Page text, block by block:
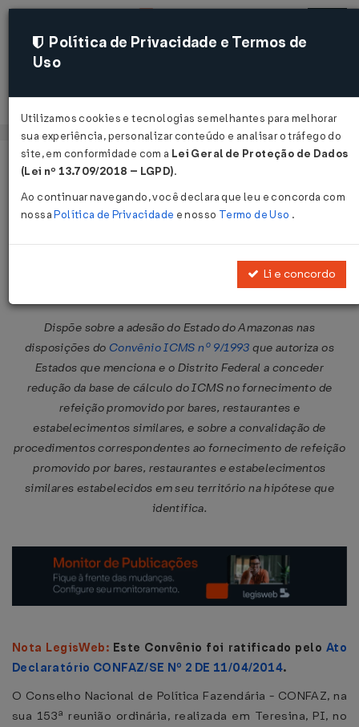
Acessar
Página Inicial Legislações
Convênio ICMS Nº 14 DE
Dispõe sobre a adesão do Estado do Amazonas nas
disposições do Convênio ICMS nº 9/1993 que autoriza os
Estados que menciona e o Distrito Federal a conceder
redução da base de cálculo do ICMS no fornecimento de
refeição promovido por bares, restaurantes e
estabelecimentos similares, e sobre a convalidação de
procedimentos correspondentes ao fornecimento de refeição
promovido por bares, restaurantes e estabelecimentos
similares estabelecidos em seu território na hipótese que
identifica.
Nota LegisWeb: Este Convênio foi ratificado pelo Ato
Declaratório CONFAZ/SE Nº 2 DE 11/04/2014.
O Conselho Nacional de Política Fazendária - CONFAZ, na
sua 153ª reunião ordinária, realizada em Teresina, PI, no
Política de Privacidade e Termos de
Uso
Utilizamos cookies e tecnologias semelhantes para melhorar
sua experiência, personalizar conteúdo e analisar o tráfego do
site, em conformidade com a Lei Geral de Proteção de Dados
(Lei nº 13.709/2018 – LGPD).
Ao continuar navegando, você declara que leu e concorda com
nossaPolítica de Privacidade e nosso Termo de Uso .
Li e concordo